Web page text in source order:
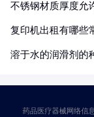
不锈钢材质厚度允
复印机出租有哪些
溶于水的润滑剂的
药品医疗器械网络信